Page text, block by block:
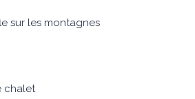
sur les montagnes
chalet